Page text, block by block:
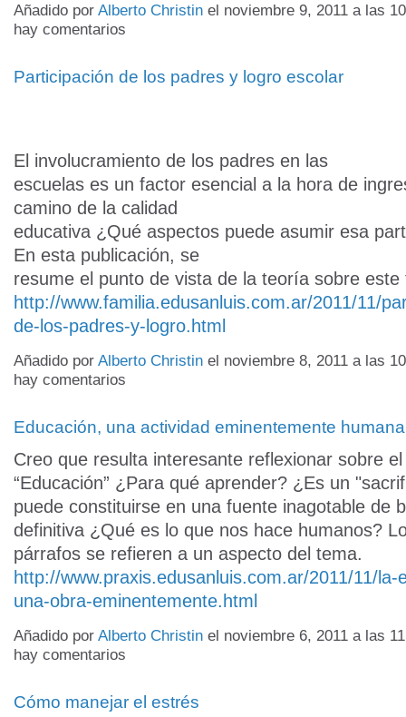
Añadido por Alberto Christin el noviembre 9, 2011 a las
hay comentarios
Participación de los padres y logro escolar
El involucramiento de los padres en las
escuelas es un factor esencial a la hora de
camino de la calidad
educativa ¿Qué aspectos puede asumir esa
En esta publicación, se
resume el punto de vista de la teoría sobre este
http://www.familia.edusanluis.com.ar/2011/11/
de-los-padres-y-logro.html
Añadido por Alberto Christin el noviembre 8, 2011 a las
hay comentarios
Educación, una actividad eminentemente humana
Creo que resulta interesante reflexionar sobre
“Educación” ¿Para qué aprender? ¿Es un
puede constituirse en una fuente inagotable de
definitiva ¿Qué es lo que nos hace humanos?
párrafos se refieren a un aspecto del tema.
http://www.praxis.edusanluis.com.ar/2011/11/la-
una-obra-eminentemente.html
Añadido por Alberto Christin el noviembre 6, 2011 a las
hay comentarios
Cómo manejar el estrés